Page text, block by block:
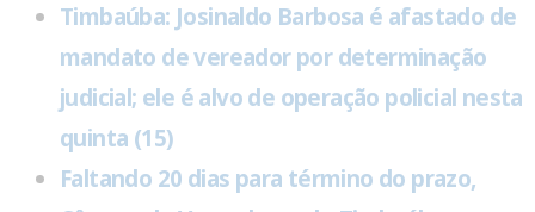
Timbaúba: Josinaldo Barbosa é afastado de
mandato de vereador por determinação
judicial; ele é alvo de operação policial nesta
quinta (15)
Faltando 20 dias para término do prazo,